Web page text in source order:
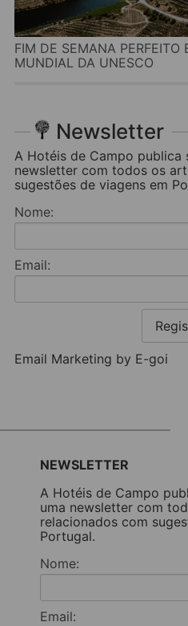
FIM DE SEMANA PERFEITO
MUNDIAL DA UNESCO
Newsletter
A Hotéis de Campo publica
newsletter com todos os
sugestões de viagens em
Nome:
Email:
Email Marketing by E-goi
NEWSLETTER
A Hotéis de Campo
uma newsletter com
relacionados com
Portugal.
Nome:
Email: